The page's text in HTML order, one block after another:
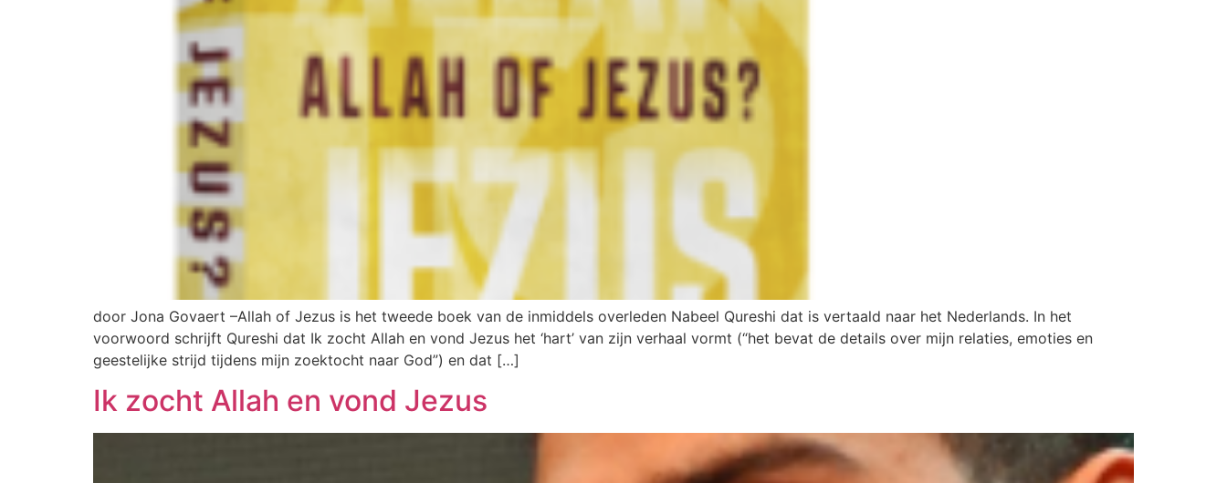
door Jona Govaert –Allah of Jezus is het tweede boek van de inmiddels overleden Nabeel Qureshi dat is vertaald naar het Nederlands. In het
voorwoord schrijft Qureshi dat Ik zocht Allah en vond Jezus het ‘hart’ van zijn verhaal vormt (“het bevat de details over mijn relaties, emoties en
geestelijke strijd tijdens mijn zoektocht naar God”) en dat […]
Ik zocht Allah en vond Jezus